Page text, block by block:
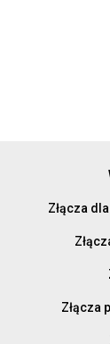
Złącza
Złącza